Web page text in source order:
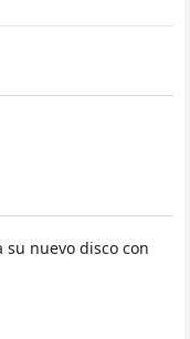
su nuevo disco con